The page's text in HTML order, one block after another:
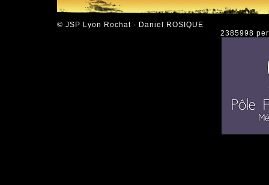
© JSP Lyon Rochat - Daniel ROSIQUE
2385998